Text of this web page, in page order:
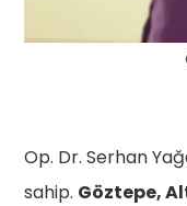
Op. Dr. Serhan
sahip. Göztepe,